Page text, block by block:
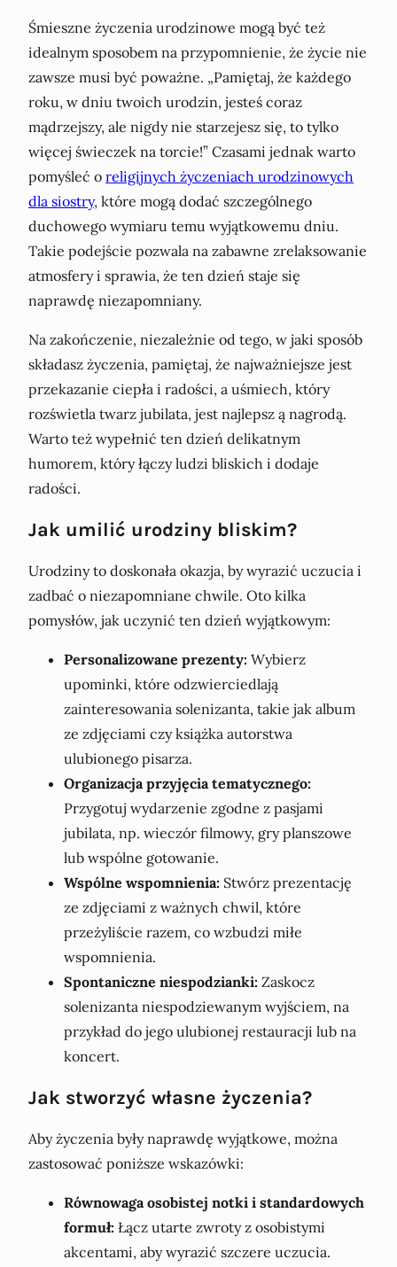
Śmieszne życzenia urodzinowe mogą być też
idealnym sposobem na przypomnienie, że życie nie
zawsze musi być poważne. „Pamiętaj, że każdego
roku, w dniu twoich urodzin, jesteś coraz
mądrzejszy, ale nigdy nie starzejesz się, to tylko
więcej świeczek na torcie!” Czasami jednak warto
pomyśleć o religijnych życzeniach urodzinowych
dla siostry, które mogą dodać szczególnego
duchowego wymiaru temu wyjątkowemu dniu.
Takie podejście pozwala na zabawne zrelaksowanie
atmosfery i sprawia, że ten dzień staje się
naprawdę niezapomniany.
Na zakończenie, niezależnie od tego, w jaki sposób
składasz życzenia, pamiętaj, że najważniejsze jest
przekazanie ciepła i radości, a uśmiech, który
rozświetla twarz jubilata, jest najlepsz ą nagrodą.
Warto też wypełnić ten dzień delikatnym
humorem, który łączy ludzi bliskich i dodaje
radości.
Jak umilić urodziny bliskim?
Urodziny to doskonała okazja, by wyrazić uczucia i
zadbać o niezapomniane chwile. Oto kilka
pomysłów, jak uczynić ten dzień wyjątkowym:
Personalizowane prezenty: Wybierz
upominki, które odzwierciedlają
zainteresowania solenizanta, takie jak album
ze zdjęciami czy książka autorstwa
ulubionego pisarza.
Organizacja przyjęcia tematycznego:
Przygotuj wydarzenie zgodne z pasjami
jubilata, np. wieczór filmowy, gry planszowe
lub wspólne gotowanie.
Wspólne wspomnienia: Stwórz prezentację
ze zdjęciami z ważnych chwil, które
przeżyliście razem, co wzbudzi miłe
wspomnienia.
Spontaniczne niespodzianki: Zaskocz
solenizanta niespodziewanym wyjściem, na
przykład do jego ulubionej restauracji lub na
koncert.
Jak stworzyć własne życzenia?
Aby życzenia były naprawdę wyjątkowe, można
zastosować poniższe wskazówki:
Równowaga osobistej notki i standardowych
formuł: Łącz utarte zwroty z osobistymi
akcentami, aby wyrazić szczere uczucia.